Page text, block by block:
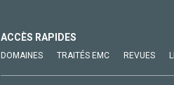
ACCÈS RAPIDES
DOMAINES TRAITÉS EMC REVUES